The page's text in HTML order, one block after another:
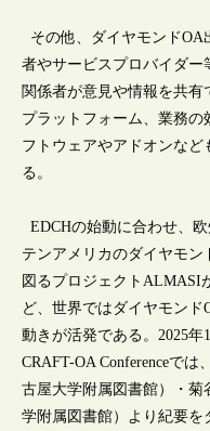
その他、ダイヤモンドOA
者やサービスプロバイダー
関係者が意見や情報を共有
プラットフォーム、業務の
フトウェアやアドオンなど
る。
EDCHの始動に合わせ、
テンアメリカのダイヤモン
図るプロジェクトALMASI
ど、世界ではダイヤモンド
動きが活発である。2025年
CRAFT-OA Conferenceでは
古屋大学附属図書館）・菊
学附属図書館）より紀要を